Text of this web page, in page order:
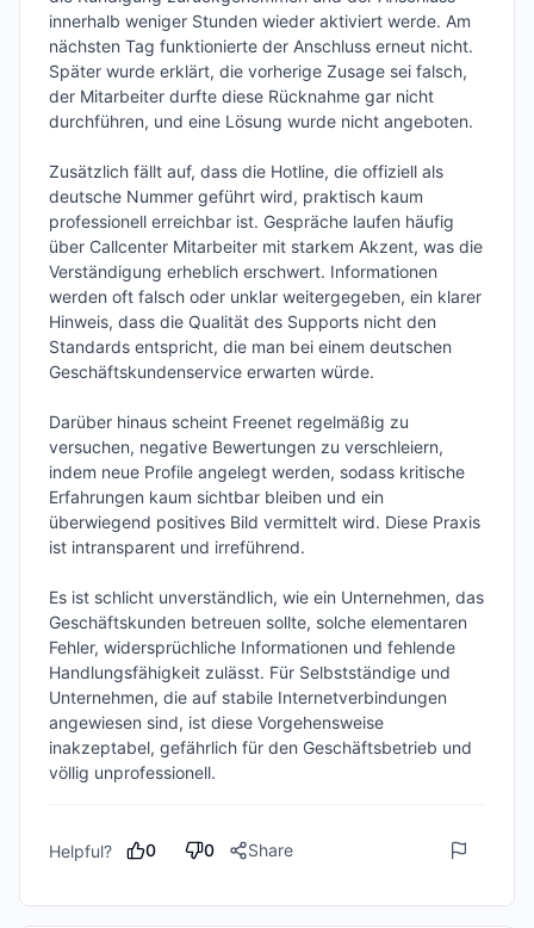
innerhalb weniger Stunden wieder aktiviert werde. Am
nächsten Tag funktionierte der Anschluss erneut nicht.
Später wurde erklärt, die vorherige Zusage sei falsch,
der Mitarbeiter durfte diese Rücknahme gar nicht
durchführen, und eine Lösung wurde nicht angeboten.
Zusätzlich fällt auf, dass die Hotline, die offiziell als
deutsche Nummer geführt wird, praktisch kaum
professionell erreichbar ist. Gespräche laufen häufig
über Callcenter Mitarbeiter mit starkem Akzent, was die
Verständigung erheblich erschwert. Informationen
werden oft falsch oder unklar weitergegeben, ein klarer
Hinweis, dass die Qualität des Supports nicht den
Standards entspricht, die man bei einem deutschen
Geschäftskundenservice erwarten würde.
Darüber hinaus scheint Freenet regelmäßig zu
versuchen, negative Bewertungen zu verschleiern,
indem neue Profile angelegt werden, sodass kritische
Erfahrungen kaum sichtbar bleiben und ein
überwiegend positives Bild vermittelt wird. Diese Praxis
ist intransparent und irreführend.
Es ist schlicht unverständlich, wie ein Unternehmen, das
Geschäftskunden betreuen sollte, solche elementaren
Fehler, widersprüchliche Informationen und fehlende
Handlungsfähigkeit zulässt. Für Selbstständige und
Unternehmen, die auf stabile Internetverbindungen
angewiesen sind, ist diese Vorgehensweise
inakzeptabel, gefährlich für den Geschäftsbetrieb und
völlig unprofessionell.
Helpful? 0 0 Share